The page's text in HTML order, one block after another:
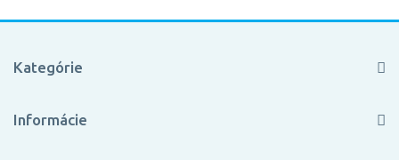
Kategórie
Informácie